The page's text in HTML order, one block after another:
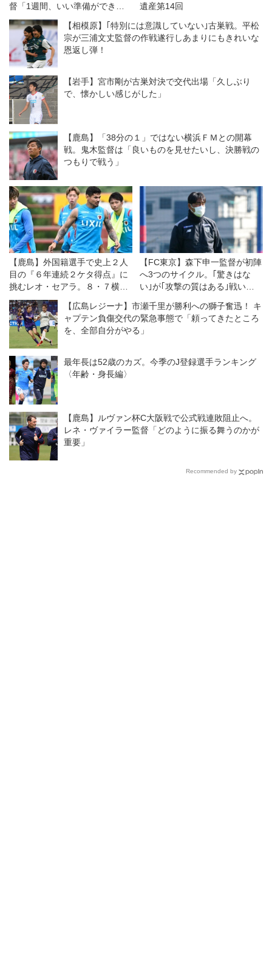
督「1週間、いい準備ができた
と思っています」
遺産第14回
【相模原】｢特別には意識していない｣古巣戦。平松
宗が三浦文丈監督の作戦遂行しあまりにもきれいな
恩返し弾！
【岩手】宮市剛が古巣対決で交代出場「久しぶり
で、懐かしい感じがした」
【鹿島】「38分の１」ではない横浜ＦＭとの開幕
戦。鬼木監督は「良いものを見せたいし、決勝戦の
つもりで戦う」
【鹿島】外国籍選手で史上２人
目の『６年連続２ケタ得点』に
挑むレオ・セアラ。８・７横浜
ＦＭとの開幕戦は「王者である
自分たちの力を示す機会」と意
気込む
【FC東京】森下申一監督が初陣
へ3つのサイクル。｢驚きはな
い｣が｢攻撃の質はある｣戦いで
【広島レジーナ】市瀬千里が勝利への獅子奮迅！ キ
ャプテン負傷交代の緊急事態で「頼ってきたところ
を、全部自分がやる」
最年長は52歳のカズ。今季のJ登録選手ランキング
〈年齢・身長編〉
【鹿島】ルヴァン杯C大阪戦で公式戦連敗阻止へ。
レネ・ヴァイラー監督「どのように振る舞うのかが
重要」
Recommended by